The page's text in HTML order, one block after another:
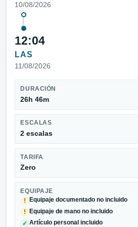
10/08/2026
12:04
LAS
11/08/2026
DURACIÓN
26h 46m
ESCALAS
2 escalas
TARIFA
Zero
EQUIPAJE
!
Equipaje documentado no incluido
! Equipaje de mano no incluido
✓ Artículo personal incluido